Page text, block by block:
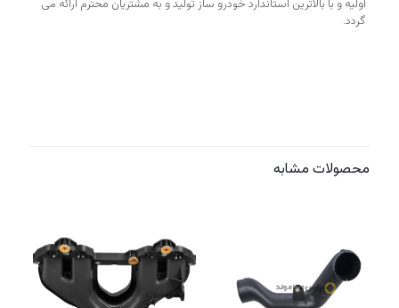
اولیه و با بالاترین استاندارد خودرو ساز تولید و به مشتریان محترم ارائه می
گردد.
محصولات مشابه